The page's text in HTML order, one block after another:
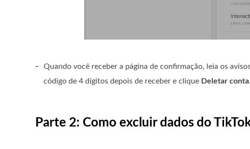
- Quando você receber a página de confirmação, leia os
código de 4 dígitos depois de receber e clique Deletar conta.
Parte 2: Como excluir dados do